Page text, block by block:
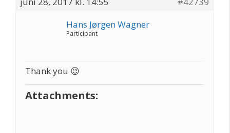
Hans Jørgen Wagner
Participant
Thank you 😉
Attachments: